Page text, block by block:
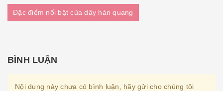
Đặc điểm nổi bật của dây hàn quang
BÌNH LUẬN
Nội dung này chưa có bình luận, hãy gửi cho chúng tôi